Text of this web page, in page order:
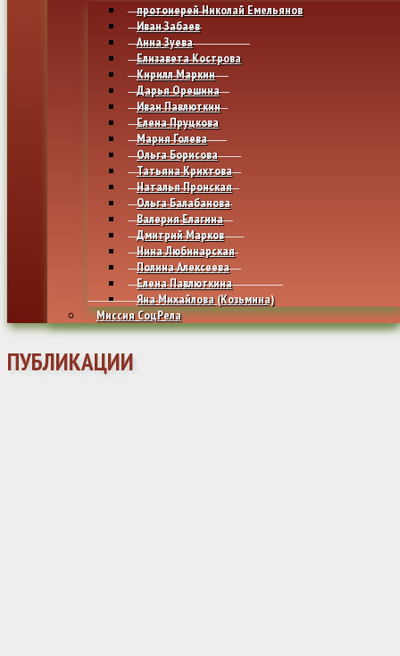
протоиерей Николай Емельянов
Иван Забаев
Анна Зуева
Елизавета Кострова
Кирилл Маркин
Дарья Орешина
Иван Павлюткин
Елена Пруцкова
Мария Голева
Ольга Борисова
Татьяна Крихтова
Наталья Пронская
Ольга Балабанова
Валерия Елагина
Дмитрий Марков
Нина Любинарская
Полина Алексеева
Елена Павлюткина
Яна Михайлова (Козьмина)
Миссия СоцРела
ПУБЛИКАЦИИ